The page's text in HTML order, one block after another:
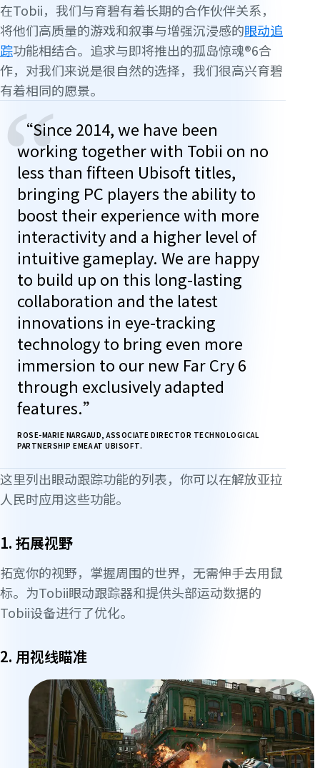
在Tobii，我们与育碧有着长期的合作伙伴关系，
将他们高质量的游戏和叙事与增强沉浸感的眼动追
踪功能相结合。追求与即将推出的孤岛惊魂®6合
作，对我们来说是很自然的选择，我们很高兴育碧
有着相同的愿景。
“
“Since 2014, we have been
working together with Tobii on no
less than fifteen Ubisoft titles,
bringing PC players the ability to
boost their experience with more
interactivity and a higher level of
intuitive gameplay. We are happy
to build up on this long-lasting
collaboration and the latest
innovations in eye-tracking
technology to bring even more
immersion to our new Far Cry 6
through exclusively adapted
features.”
ROSE-MARIE NARGAUD, ASSOCIATE DIRECTOR TECHNOLOGICAL
PARTNERSHIP EMEA AT UBISOFT.
这里列出眼动跟踪功能的列表，你可以在解放亚拉
人民时应用这些功能。
1. 拓展视野
拓宽你的视野，掌握周围的世界，无需伸手去用鼠
标。为Tobii眼动跟踪器和提供头部运动数据的
Tobii设备进行了优化。
2. 用视线瞄准